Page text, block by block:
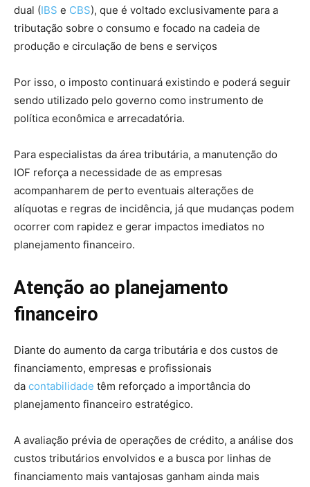
dual (IBS e CBS), que é voltado exclusivamente para a
tributação sobre o consumo e focado na cadeia de
produção e circulação de bens e serviços
Por isso, o imposto continuará existindo e poderá seguir
sendo utilizado pelo governo como instrumento de
política econômica e arrecadatória.
Para especialistas da área tributária, a manutenção do
IOF reforça a necessidade de as empresas
acompanharem de perto eventuais alterações de
alíquotas e regras de incidência, já que mudanças podem
ocorrer com rapidez e gerar impactos imediatos no
planejamento financeiro.
Atenção ao planejamento
financeiro
Diante do aumento da carga tributária e dos custos de
financiamento, empresas e profissionais
da contabilidade têm reforçado a importância do
planejamento financeiro estratégico.
A avaliação prévia de operações de crédito, a análise dos
custos tributários envolvidos e a busca por linhas de
financiamento mais vantajosas ganham ainda mais